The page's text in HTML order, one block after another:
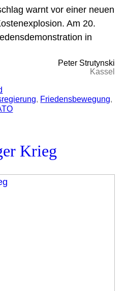
warnt vor einer neuen
Am 20.
in
Peter Strutynski
Kassel
, Friedensbewegung
Krieg